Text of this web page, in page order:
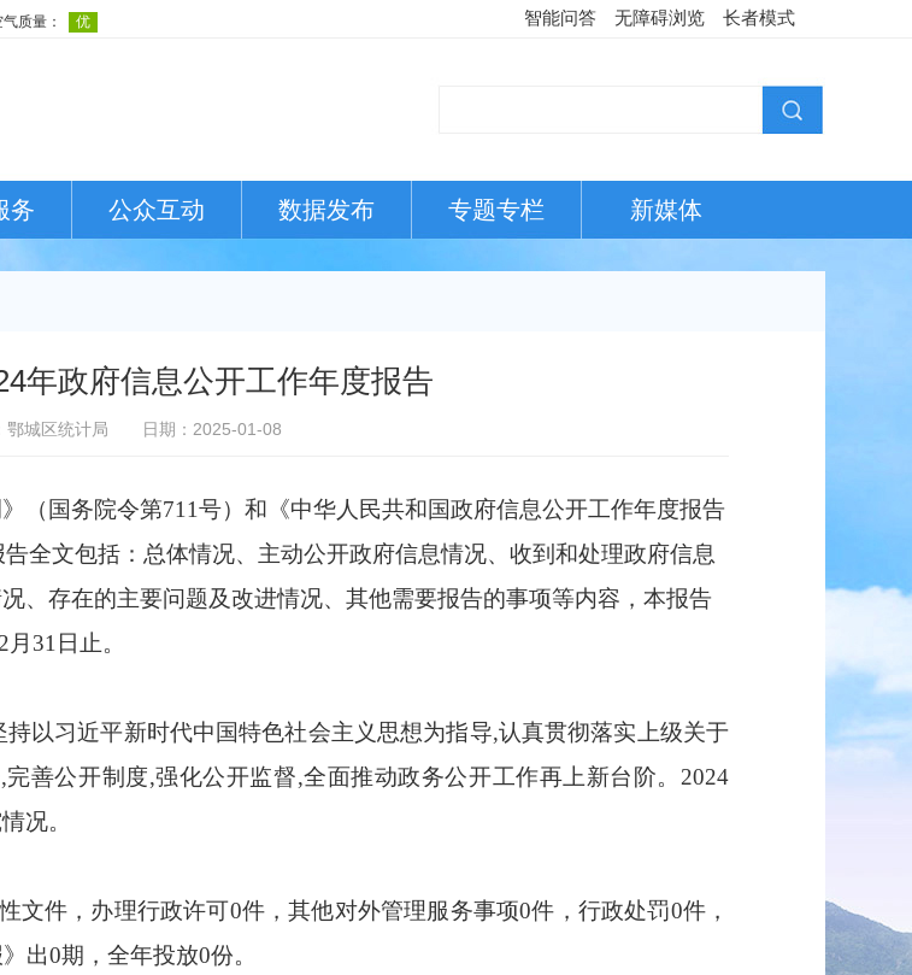
智能问答 无障碍浏览 长者模式
务 公众互动 数据发布 专题专栏 新媒体
年政府信息公开工作年度报告
鄂城区统计局 日期：2025-01-08
国务院令第711号）和《中华人民共和国政府信息公开工作年度报告
全文包括：总体情况、主动公开政府信息情况、收到和处理政府信息
、存在的主要问题及改进情况、其他需要报告的事项等内容，本报告
31日止。
习近平新时代中国特色社会主义思想为指导,认真贯彻落实上级关于
善公开制度,强化公开监督,全面推动政务公开工作再上新台阶。2024
况。
件，办理行政许可0件，其他对外管理服务事项0件，行政处罚0件，
出0期，全年投放0份。